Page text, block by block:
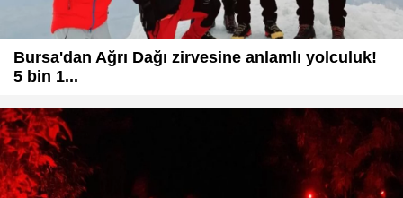
Bursa'dan Ağrı Dağı zirvesine anlamlı yolculuk!
5 bin 1...